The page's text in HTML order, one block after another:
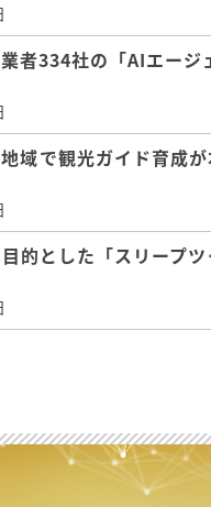
者334社の「AIエー
域で観光ガイド育成
的とした「スリープ